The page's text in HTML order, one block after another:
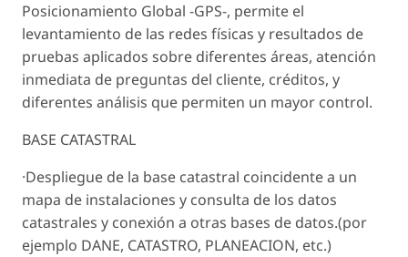
Posicionamiento Global -GPS-, permite el
levantamiento de las redes físicas y resultados de
pruebas aplicados sobre diferentes áreas, atención
inmediata de preguntas del cliente, créditos, y
diferentes análisis que permiten un mayor control.
BASE CATASTRAL
·Despliegue de la base catastral coincidente a un
mapa de instalaciones y consulta de los datos
catastrales y conexión a otras bases de datos.(por
ejemplo DANE, CATASTRO, PLANEACION, etc.)